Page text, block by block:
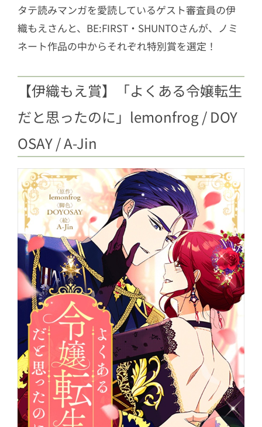
タテ読みマンガを愛読しているゲスト審査員の伊
織もえさんと、BE:FIRST・SHUNTOさんが、ノミ
ネート作品の中からそれぞれ特別賞を選定！
【伊織もえ賞】「よくある令嬢転生
だと思ったのに」lemonfrog / DOY
OSAY / A-Jin